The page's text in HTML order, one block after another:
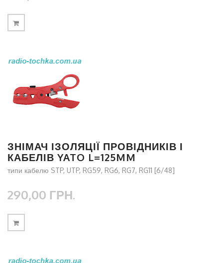
ЗНІМАЧ ІЗОЛЯЦІЇ ПРОВІДНИКІВ І
КАБЕЛІВ YATO L=125MM
типи кабелю STP, UTP, RG59, RG6, RG7, RG11 [6/48]
290,00 ГРН.